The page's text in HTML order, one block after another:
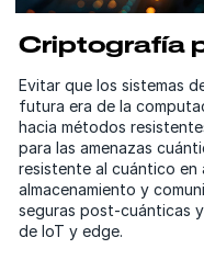
Criptografía
Evitar que los sistemas
futura era de la
hacia métodos
para las amenazas
resistente al cuántico en
almacenamiento y
seguras post-cuánticas
de IoT y edge.